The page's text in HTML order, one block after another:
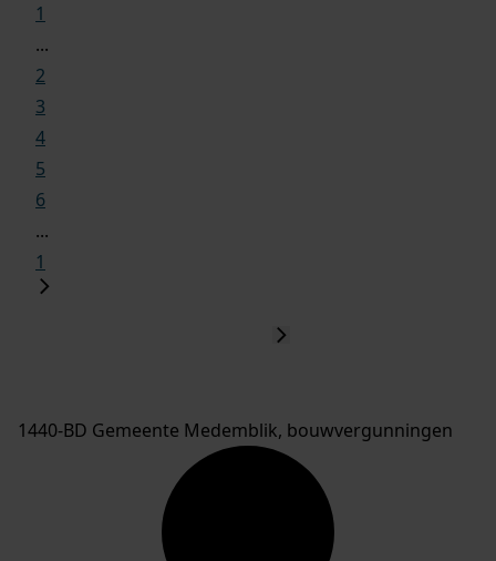
1
...
2
3
4
5
6
...
1
1440-BD Gemeente Medemblik, bouwvergunningen